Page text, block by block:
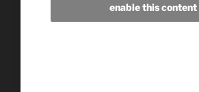
enable this content